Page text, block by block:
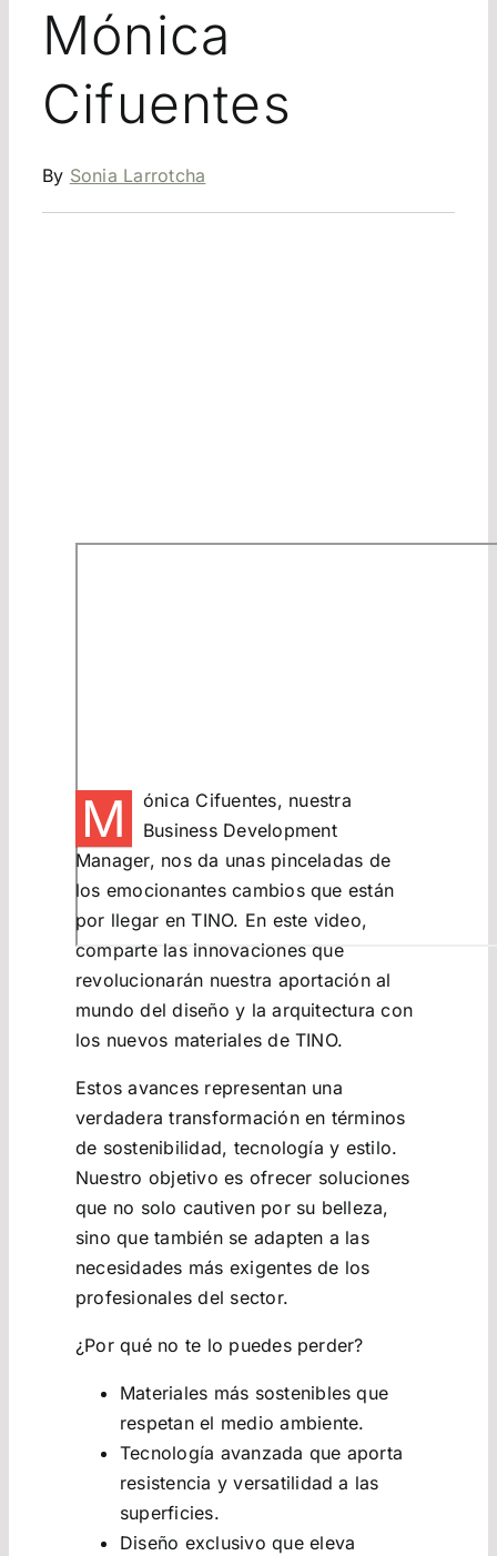
Mónica
Cifuentes
By Sonia Larrotcha
M
ónica Cifuentes, nuestra
Business Development
Manager, nos da unas pinceladas de
los emocionantes cambios que están
por llegar en TINO. En este video,
comparte las innovaciones que
revolucionarán nuestra aportación al
mundo del diseño y la arquitectura con
los nuevos materiales de TINO.
Estos avances representan una
verdadera transformación en términos
de sostenibilidad, tecnología y estilo.
Nuestro objetivo es ofrecer soluciones
que no solo cautiven por su belleza,
sino que también se adapten a las
necesidades más exigentes de los
profesionales del sector.
¿Por qué no te lo puedes perder?
Materiales más sostenibles que
respetan el medio ambiente.
Tecnología avanzada que aporta
resistencia y versatilidad a las
superficies.
Diseño exclusivo que eleva